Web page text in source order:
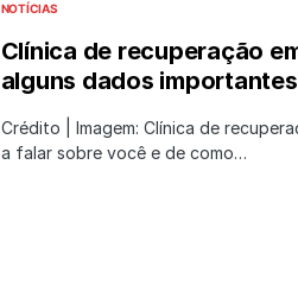
NOTÍCIAS
Clínica de recuperação
alguns dados importantes
Crédito | Imagem: Clínica de
a falar sobre você e de como…